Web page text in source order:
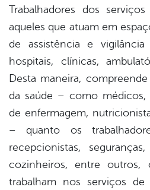
Trabalhadores dos
aqueles que atuam em
de assistência e
hospitais, clínicas,
Desta maneira,
da saúde – como médicos,
de enfermagem,
– quanto os
recepcionistas,
cozinheiros, entre outros,
trabalham nos serviços